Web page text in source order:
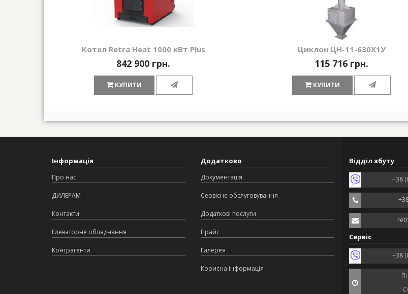
Котел Retra Heat 1000 кВт Plus
842 900 грн.
КУПИТИ
Циклон ЦН-11-630Х1У
115 716 грн.
КУПИТИ
Інформація
Про нас
ДИЛЕРАМ
Контакти
Елеваторне обладнання
Контрагенти
Додатково
Документація
Сервісне обслуговування
Додаткові послуги
Прайс
Галерея
Корисна інформація
Відділ збуту
+38
Сервіс
+38